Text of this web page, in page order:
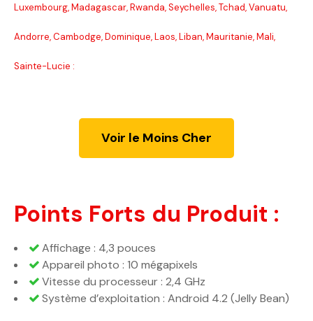
Luxembourg, Madagascar, Rwanda, Seychelles, Tchad, Vanuatu,
Andorre, Cambodge, Dominique, Laos, Liban, Mauritanie, Mali,
Sainte-Lucie :
Voir le Moins Cher
Points Forts du Produit :
Affichage : 4,3 pouces
Appareil photo : 10 mégapixels
Vitesse du processeur : 2,4 GHz
Système d’exploitation : Android 4.2 (Jelly Bean)